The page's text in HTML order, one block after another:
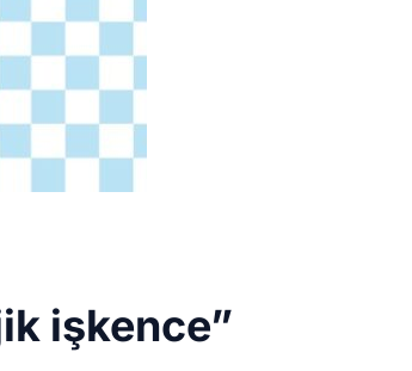
işkence”